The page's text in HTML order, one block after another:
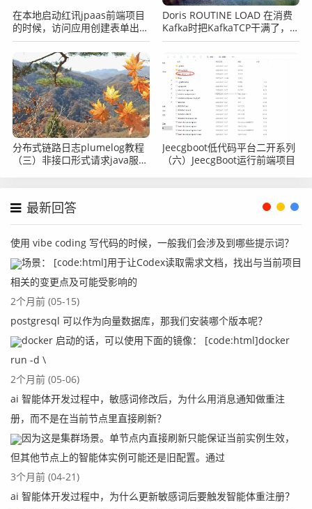
在本地启动红讯jpaas前端项目
的时候，访问应用创建表单出现
502的提示怎么办？
Doris ROUTINE LOAD 在消费
Kafka时把KafkaTCP干满了，
Doris方面有没有相关参数可以
分布式链路日志plumelog教程
（三）非接口形式请求java服
Jeecgboot低代码平台二开系列
（六）JeecgBoot运行前端项目
最新回答
使用 vibe coding 写代码的时候，一般我们会涉及到哪些提示词？
场景： [code:html]用于让Codex读取需求文档，找出与当前项目
相关的变更点及可能受影响的
2个月前 (05-15)
postgresql 可以作为向量数据库，那我们安装哪个版本呢？
docker 启动的话，可以使用下面的镜像： [code:html]docker
run -d \
2个月前 (05-06)
ai 智能体开发过程中，敏感词修改后，为什么用消息通知做重注
册，而不是在当前节点里直接刷新？
因为这是集群场景。单节点内直接刷新只能保证当前实例生效，
但其他节点上的智能体实例可能还是旧配置。通过
3个月前 (04-21)
ai 智能体开发过程中，为什么更新敏感词后要触发智能体重注册？